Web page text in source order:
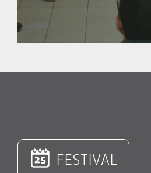
FESTIVAL